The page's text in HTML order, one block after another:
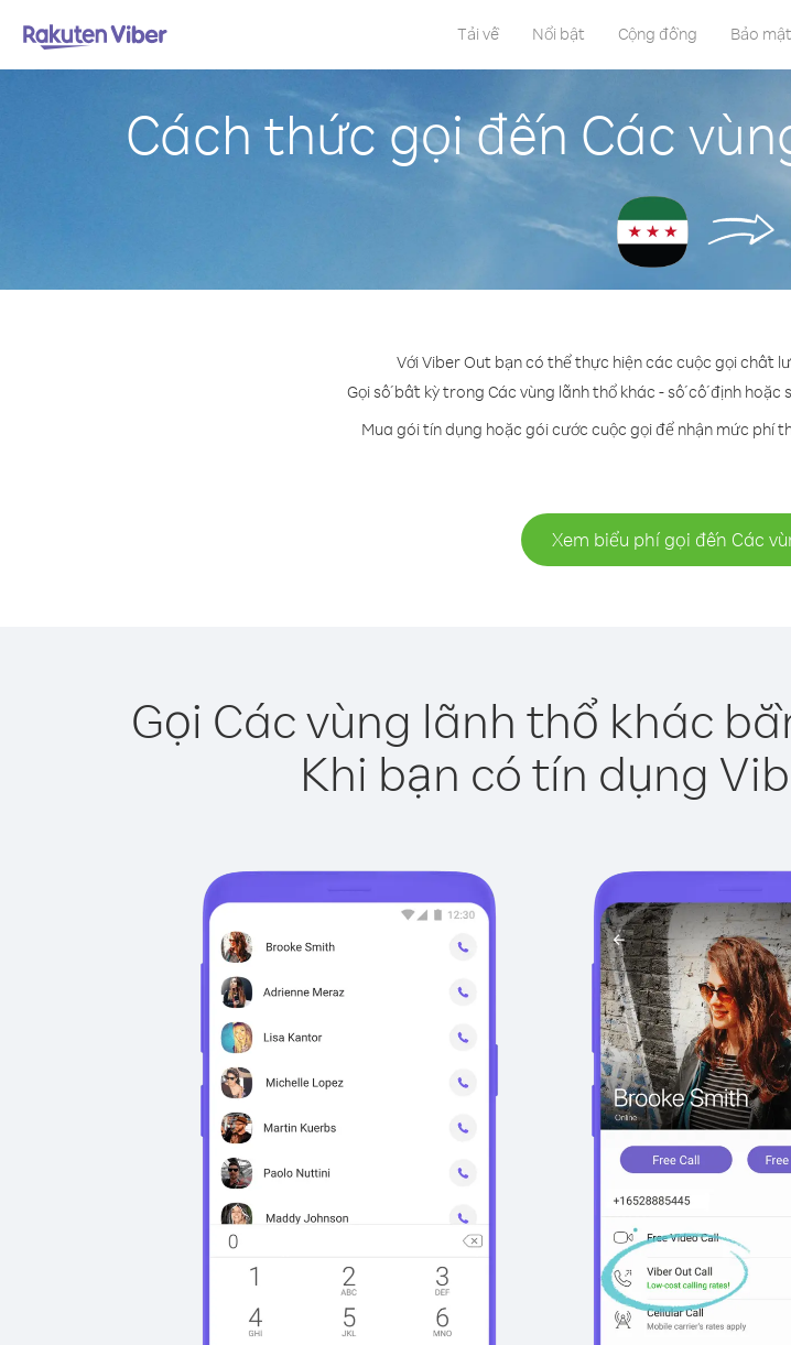
Tải về Nổi bật Cộng đồng Bảo mật
Cách thức gọi đến Các
Với Viber Out bạn có thể thực hiện các cuộc gọi chất
Gọi số bất kỳ trong Các vùng lãnh thổ khác - số cố định
Mua gói tín dụng hoặc gói cước cuộc gọi để nhận mức phí
Xem biểu phí gọi đến Các
Gọi Các vùng lãnh thổ khác
Khi bạn có tín dụng